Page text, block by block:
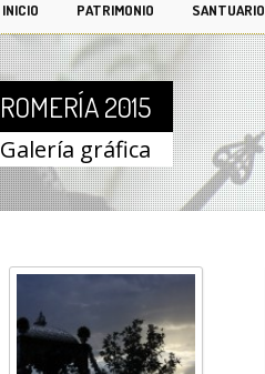
INICIO PATRIMONIO SANTUARIO
ROMERÍA 2015
Galería gráfica